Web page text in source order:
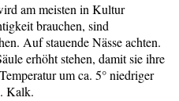
am meisten in Kultur
brauchen, sind
Auf stauende Nässe achten.
erhöht stehen, damit sie ihre
um ca. 5° niedriger
Kalk.